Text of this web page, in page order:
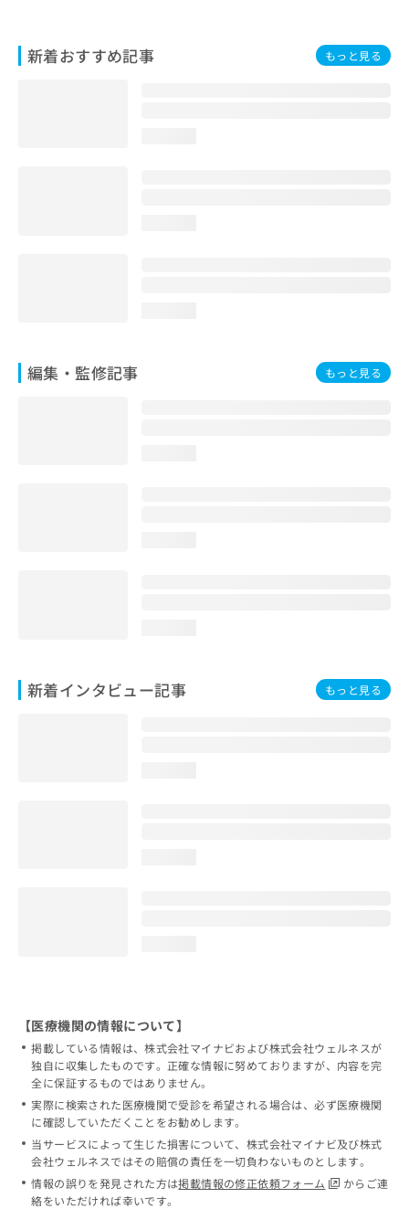
新着おすすめ記事 もっと見る
編集・監修記事 もっと見る
新着インタビュー記事 もっと見る
い
合
【医療機関の情報について】
掲載している情報は、株式会社マイナビおよび株式会社ウェルネスが
独自に収集したものです。正確な情報に努めておりますが、内容を完
全に保証するものではありません。
実際に検索された医療機関で受診を希望される場合は、必ず医療機関
に確認していただくことをお勧めします。
当サービスによって生じた損害について、株式会社マイナビ及び株式
会社ウェルネスではその賠償の責任を一切負わないものとします。
情報の誤りを発見された方は掲載情報の修正依頼フォーム
からご連
絡をいただければ幸いです。